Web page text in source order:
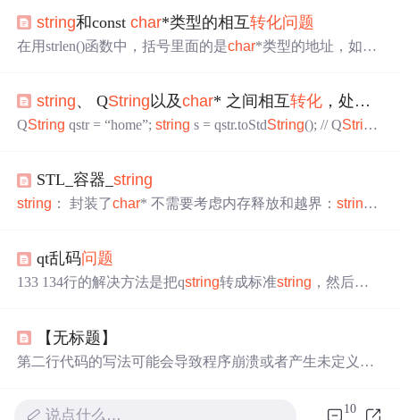
string和constchar*类型的相互转化问题
在用strlen()函数中，括号里面的是char*类型的地址，如果
函数c_str() 2.使用成员函数data() 二者区别为data（）返回
没有结束符’\0’的字符数组 二者的头文件都为#include<strin
string、 QString 以及char* 之间相互转化 ，处理中文乱码
QString qstr = “home”;string s = qstr.toStdString (); // QString
STL_容器_string
string ： 封装了char* 不需要考虑内存释放和越界：string
string和char* 可以相互
...
qt乱码问题
133 134行的解决方法是把qstring转成标准string ，然后再
解决方法，是这样理解的，q
然后再通过c_str()转成char*，因为append的构造函数里面
【无标题】
第二行代码的写法可能会导致程序崩溃或者产生未定义的
说点什么… 10